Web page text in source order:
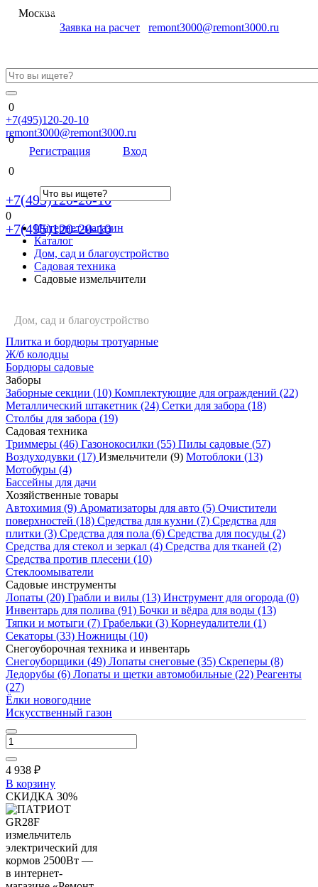
Москва
Заявка на расчет
remont3000@remont3000.ru
0
0
0
+7(495)120-20-10
+7(495)120-20-10
remont3000@remont3000.ru
Меню
Регистрация Вход
0
+7(495)120-20-10
Интернет-магазин
Каталог
Дом, сад и благоустройство
Садовая техника
Садовые измельчители
Дом, сад и благоустройство
Плитка и бордюры тротуарные
Ж/б колодцы
Бордюры садовые
Заборы
Заборные секции (10) Комплектующие для ограждений (22)
Металлический штакетник (24) Сетки для забора (18)
Столбы для забора (19)
Садовая техника
Триммеры (46) Газонокосилки (55) Пилы садовые (57)
Воздуходувки (17) Измельчители (9) Мотоблоки (13)
Мотобуры (4)
Бассейны для дачи
Хозяйственные товары
Автохимия (9) Ароматизаторы для авто (5) Очистители
поверхностей (18) Средства для кухни (7) Средства для
плитки (3) Средства для пола (6) Средства для посуды (2)
Средства для стекол и зеркал (4) Средства для тканей (2)
Средства против плесени (10)
Стеклоомыватели
Садовые инструменты
Лопаты (20) Грабли и вилы (13) Инструмент для огорода (0)
Инвентарь для полива (91) Бочки и вёдра для воды (13)
Тяпки и мотыги (7) Грабельки (3) Корнеудалители (1)
Секаторы (33) Ножницы (10)
Снегоуборочная техника и инвентарь
Снегоуборщики (49) Лопаты снеговые (35) Скреперы (8)
Ледорубы (6) Лопаты и щетки автомобильные (22) Реагенты
(27)
Ёлки новогодние
Искусственный газон
Фильтр
Сортировать по:
Измельчители
(9)
СКИДКА 30%
ПАТРИОТ GR20
измельчитель
электрический для
кормов 1800Вт
временно нет в
наличии
Код товара:
01030602
Вес: 17.033 кг
Ед. изм.: шт.
7 056₽
4 938 ₽
4 938 ₽
В корзину
СКИДКА 30%